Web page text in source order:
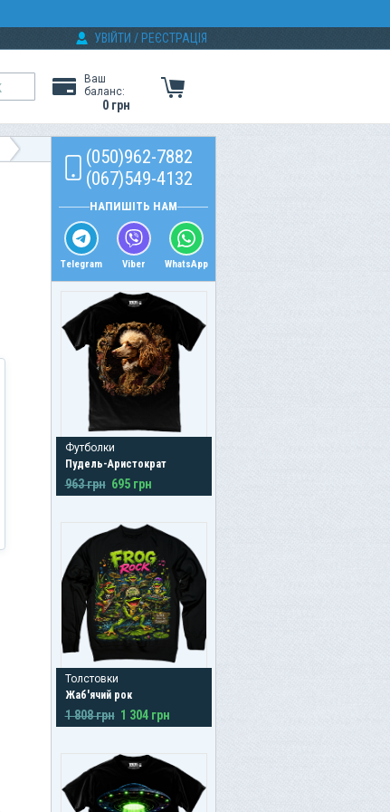
УВІЙТИ / РЕЄСТРАЦІЯ
Ваш
баланс:
0 грн
(050)962-7882
(067)549-4132
НАПИШІТЬ НАМ
Telegram Viber WhatsApp
Футболки
Пудель-Аристократ
963 грн 695 грн
Толстовки
Жаб'ячий рок
1 808 грн 1 304 грн